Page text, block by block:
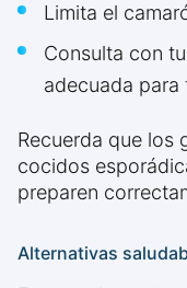
Limita el
Consulta con
adecuada para
Recuerda que los
cocidos
preparen
Alternativas